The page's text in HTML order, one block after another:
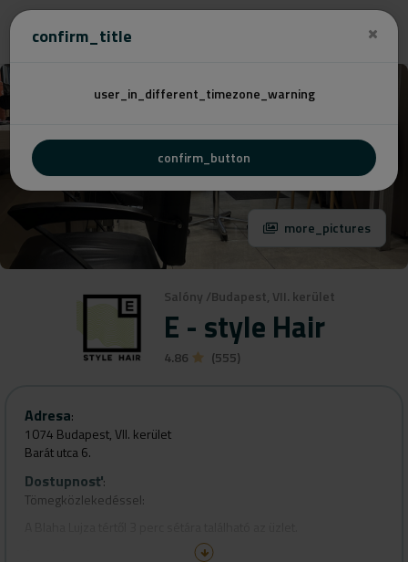
confirm_title
user_in_different_timezone_warning
confirm_button
Salóny /Budapest, VII. kerület
E - style Hair
4.86 (555)
more_pictures
Adresa:
1074 Budapest, VII. kerület
Barát utca 6.
Dostupnosť:
Tömegközlekedéssel: